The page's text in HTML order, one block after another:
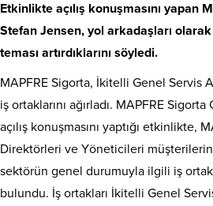
Etkinlikte açılış konuşmasını yapan
Stefan Jensen, yol arkadaşları
teması artırdıklarını söyledi.
MAPFRE Sigorta, İkitelli Genel Servis
iş ortaklarını ağırladı. MAPFRE
açılış konuşmasını yaptığı etkinlikte,
Direktörleri ve Yöneticileri
sektörün genel durumuyla ilgili iş
bulundu. İş ortakları İkitelli Genel